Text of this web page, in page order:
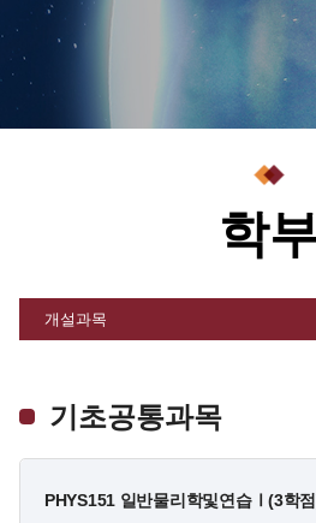
학
기초공통과목
PHYS151 일반물리학및연습Ⅰ(3학